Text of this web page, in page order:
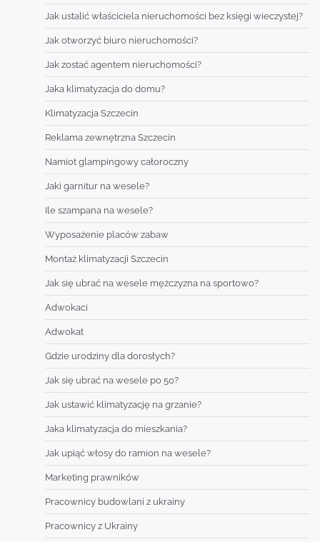
Jak ustalić właściciela nieruchomości bez księgi wieczystej?
Jak otworzyć biuro nieruchomości?
Jak zostać agentem nieruchomości?
Jaka klimatyzacja do domu?
Klimatyzacja Szczecin
Reklama zewnętrzna Szczecin
Namiot glampingowy całoroczny
Jaki garnitur na wesele?
Ile szampana na wesele?
Wyposażenie placów zabaw
Montaż klimatyzacji Szczecin
Jak się ubrać na wesele mężczyzna na sportowo?
Adwokaci
Adwokat
Gdzie urodziny dla dorosłych?
Jak się ubrać na wesele po 50?
Jak ustawić klimatyzację na grzanie?
Jaka klimatyzacja do mieszkania?
Jak upiąć włosy do ramion na wesele?
Marketing prawników
Pracownicy budowlani z ukrainy
Pracownicy z Ukrainy